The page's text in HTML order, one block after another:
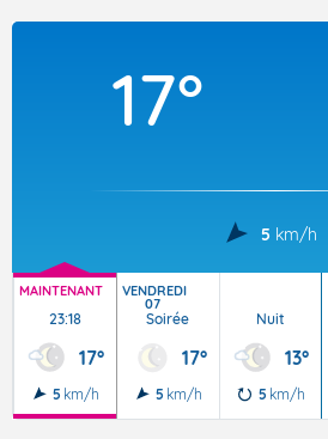
Articles
17°
5 km/h
MAINTENANT
23:18
17°
5 km/h
VENDREDI
07
Soirée
17°
5 km/h
Nuit
13°
5 km/h